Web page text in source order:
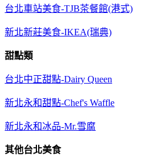
台北車站美食-TJB茶餐館(港式)
新北新莊美食-IKEA(瑞典)
甜點類
台北中正甜點-Dairy Queen
新北永和甜點-Chef's Waffle
新北永和冰品-Mr.雪腐
其他台北美食